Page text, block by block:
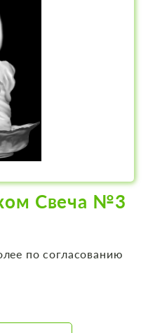
Свеча №3
по согласованию